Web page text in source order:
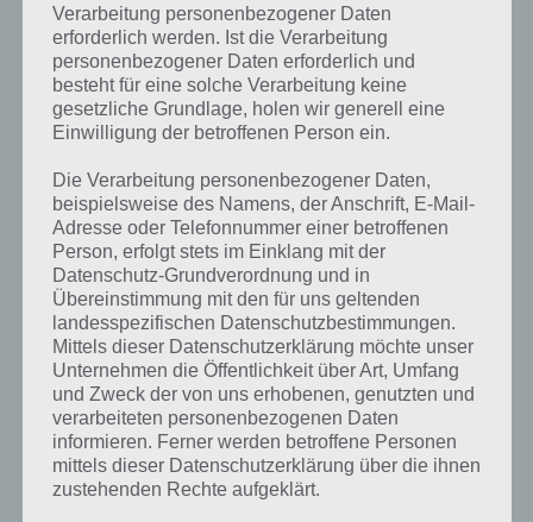
Slip Away Screenshot
– (c) Nanovation
Das ist auch wichtig, denn die
Abschnitte von Slip Away sind
durchaus knifflig. So muss man kurz
warten bevor ein Hindernis
überwunden werden kann. Auch die Stacheln am Rand dürfen
natürlich nicht berührt werden. Entsprechend sorgt Slip Away mit
den Highscore knacken, den man selber oder Freunde aufgestellt
haben.
Die Werbung nervt
Der einzige Kritikpunkt, der uns störte, war die mehr aus
aufdringliche Werbung, die zum Teil auch aus Videowerbung
bestand. Der Button zum Überspringen wurde dabei teilweise sogar
verdeckt. Jedoch kann man zum In-App-Kauf greifen und dadurch
die Werbung für (zum Zeitpunkt dieses Reviews) für 1,99 Euro
entfernen.
Verarbeitung personenbezogener Daten
erforderlich werden. Ist die Verarbeitung
personenbezogener Daten erforderlich und
besteht für eine solche Verarbeitung keine
gesetzliche Grundlage, holen wir generell eine
Einwilligung der betroffenen Person ein.
Die Verarbeitung personenbezogener Daten,
beispielsweise des Namens, der Anschrift, E-Mail-
Adresse oder Telefonnummer einer betroffenen
Person, erfolgt stets im Einklang mit der
Datenschutz-Grundverordnung und in
Übereinstimmung mit den für uns geltenden
landesspezifischen Datenschutzbestimmungen.
Mittels dieser Datenschutzerklärung möchte unser
Unternehmen die Öffentlichkeit über Art, Umfang
und Zweck der von uns erhobenen, genutzten und
verarbeiteten personenbezogenen Daten
informieren. Ferner werden betroffene Personen
mittels dieser Datenschutzerklärung über die ihnen
zustehenden Rechte aufgeklärt.